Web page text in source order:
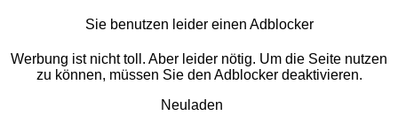
Sie benutzen leider einen Adblocker
Werbung ist nicht toll. Aber leider nötig. Um die Seite nutzen
zu können, müssen Sie den Adblocker deaktivieren.
Neuladen